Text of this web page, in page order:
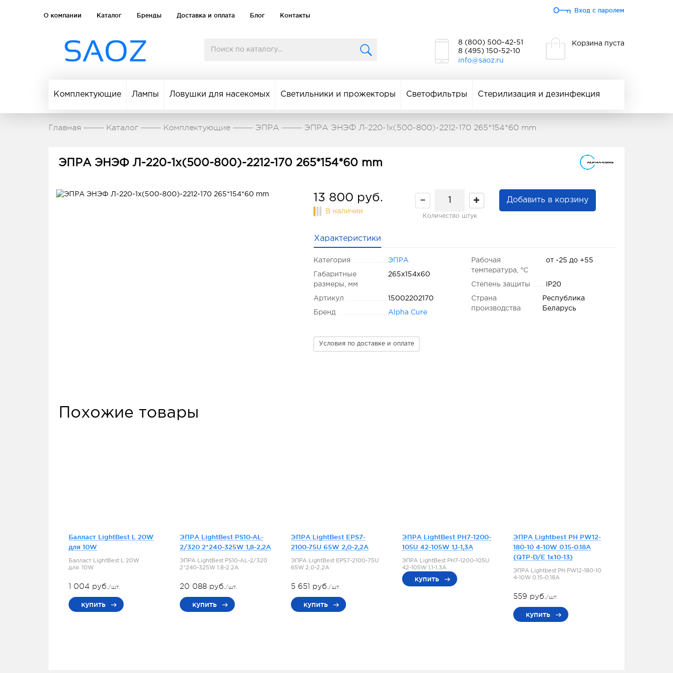
О компании Каталог Бренды Доставка и оплата Блог Контакты
Вход с паролем
8 (800) 500-42-51
8 (495) 150-52-10
info@saoz.ru
Корзина пуста
Комплектующие Лампы Ловушки для насекомых Светильники и прожекторы Светофильтры Стерилизация и дезинфекция
Главная Каталог Комплектующие ЭПРА ЭПРА ЭНЭФ Л-220-1x(500-800)-2212-170 265*154*60 mm
ЭПРА ЭНЭФ Л-220-1x(500-800)-2212-170 265*154*60 mm
13 800 руб.
В наличии
Количество штук
Добавить в корзину
Характеристики
Категория ЭПРА
Габаритные
размеры, мм
265x154x60
Артикул 15002202170
Бренд Alpha Cure
Рабочая
температура, °С
от -25 до +55
Степень защиты IP20
Страна
производства
Республика
Беларусь
Условия по доставке и оплате
Похожие товары
Балласт LightBest L 20W
для 10W
Балласт LightBest L 20W
для 10W
1 004 руб./шт.
купить
ЭПРА LightBest PS10-AL-
2/320 2*240-325W 1,8-2,2A
ЭПРА LightBest PS10-AL-2/320
2*240-325W 1,8-2,2A
20 088 руб./шт.
купить
ЭПРА LightBest EPS7-
2100-75U 65W 2,0-2,2A
ЭПРА LightBest EPS7-2100-75U
65W 2,0-2,2A
5 651 руб./шт.
купить
ЭПРА LightBest PH7-1200-
105U 42-105W 1,1-1,3A
ЭПРА LightBest PH7-1200-105U
42-105W 1,1-1,3A
купить
ЭПРА Lightbest PH PW12-
180-10 4-10W 0.15-0.18A
(QTP-D/E 1x10-13)
ЭПРА Lightbest PH PW12-180-10
4-10W 0.15-0.18A
559 руб./шт.
купить